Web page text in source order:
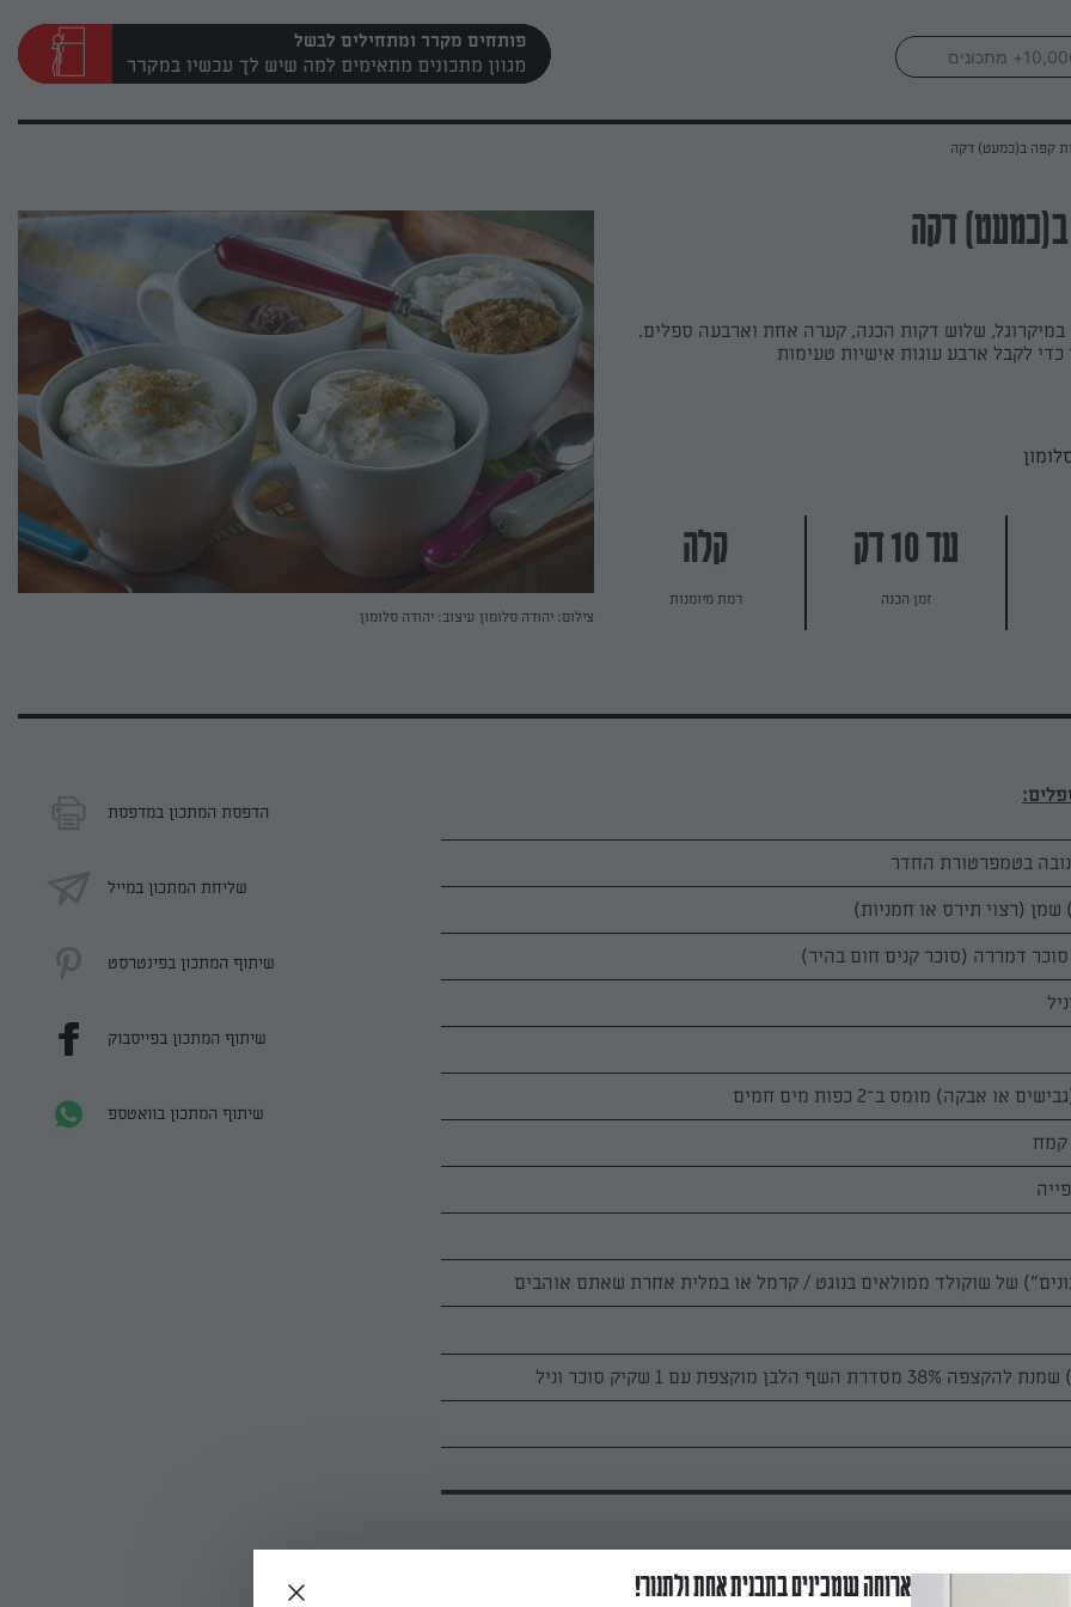
פותחים מקרר ומתחילים לבשל
קפה ב(כמעט) דקה
ב(כמעט) דקה
במיקרוגל, שלוש דקות הכנה, קערה אחת וארבעה ספלים.
לקבל ארבע עוגות אישיות טעימות
עד 10 דק
זמן הכנה
קלה
רמת מיומנות
צילום: יהודה סלומון עיצוב: יהודה סלומון
אבקה) מומס ב־2 כפות מים חמים
הדפסת המתכון במדפסת
שליחת המתכון במייל
שיתוף המתכון בפינטרסט
שיתוף המתכון בפייסבוק
שיתוף המתכון בוואטספ
ארוחה שמכינים בתבנית אחת ולתנור!